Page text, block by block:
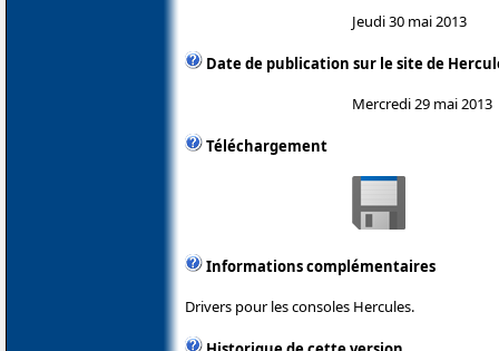
Jeudi 30 mai 2013
Date de publication sur le site de
Mercredi 29 mai 2013
Téléchargement
Informations complémentaires
Drivers pour les consoles Hercules.